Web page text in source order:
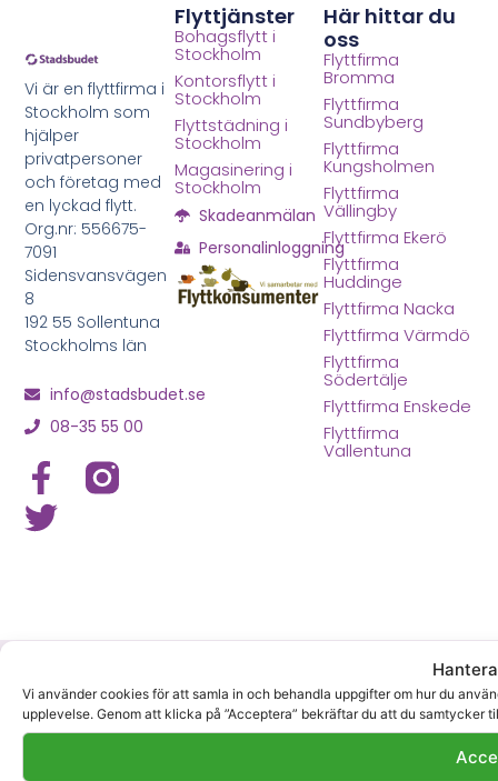
Vi använder cookies för att samla in och behandla uppgifter om hur du
upplevelse. Genom att klicka på ”Acceptera” bekräftar du att du samtycker
Vi är en flyttfirma i
Stockholm som
hjälper
privatpersoner
och företag med
en lyckad flytt.
Org.nr: 556675-
7091
Sidensvansvägen
8
192 55 Sollentuna
Stockholms län
info@stadsbudet.se
08-35 55 00
Här hittar du
oss
Flyttfirma
Bromma
Flyttfirma
Sundbyberg
Flyttfirma
Kungsholmen
Flyttfirma
Vällingby
Flyttfirma Ekerö
Flyttfirma
Huddinge
Flyttfirma Nacka
Flyttfirma Värmdö
Flyttfirma
Södertälje
Flyttfirma Enskede
Flyttfirma
Vallentuna
Flyttjänster
Bohagsflytt i
Stockholm
Kontorsflytt i
Stockholm
Flyttstädning i
Stockholm
Magasinering i
Stockholm
Skadeanmälan
Personalinloggning